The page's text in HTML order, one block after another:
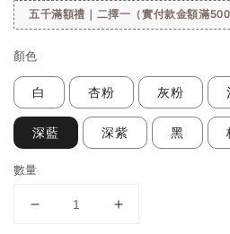
五千滿額禮｜二擇一（實付款金額滿
顏色
白 杏粉 灰粉
深藍 深紫 黑
數量